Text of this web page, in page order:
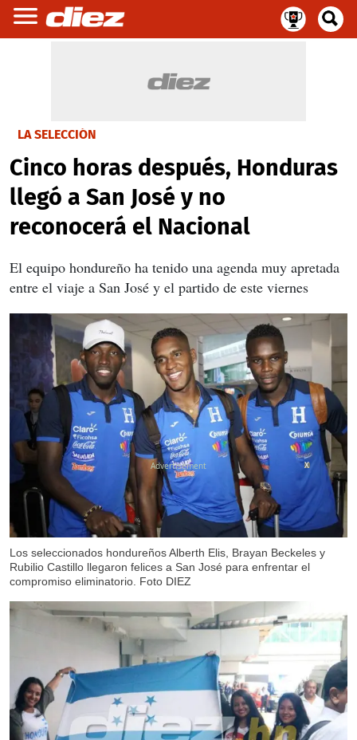
LA SELECCIÓN
Cinco horas después, Honduras
llegó a San José y no
reconocerá el Nacional
El equipo hondureño ha tenido una agenda muy apretada
entre el viaje a San José y el partido de este viernes
Los seleccionados hondureños Alberth Elis, Brayan Beckeles y
Rubilio Castillo llegaron felices a San José para enfrentar el
compromiso eliminatorio. Foto DIEZ
X